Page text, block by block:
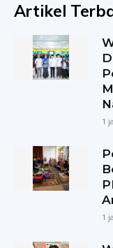
Artikel
1
1